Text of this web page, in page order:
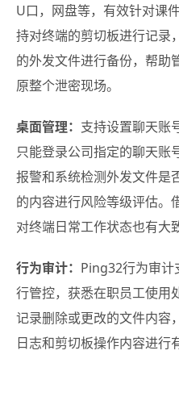
U口，网盘等，有效针对课
持对终端的剪切板进行记录
的外发文件进行备份，帮助
原整个泄密现场。
桌面管理： 支持设置聊天账
只能登录公司指定的聊天账
报警和系统检测外发文件是
的内容进行风险等级评估。
对终端日常工作状态也有大
行为审计： Ping32行为审计
行管控，获悉在职员工使用
记录删除或更改的文件内容
日志和剪切板操作内容进行